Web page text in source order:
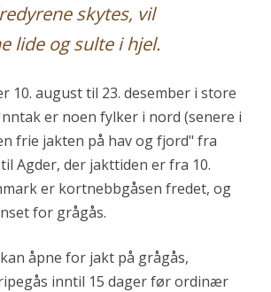
skytes, vil
lide og sulte i hjel.
10. august til 23. desember i store
er noen fylker i nord (senere i
frie jakten på hav og fjord" fra
Agder, der jakttiden er fra 10.
er kortnebbgåsen fredet, og
for grågås.
åpne for jakt på grågås,
inntil 15 dager før ordinær